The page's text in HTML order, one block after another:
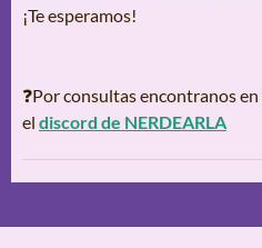
¡Te esperamos!
❓Por consultas encontranos
el discord de NERDEARLA